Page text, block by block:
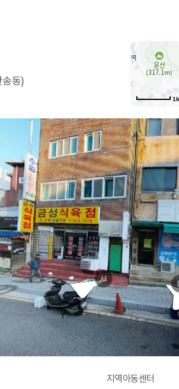
동)
아랫
아랫반
서
지역아동센터